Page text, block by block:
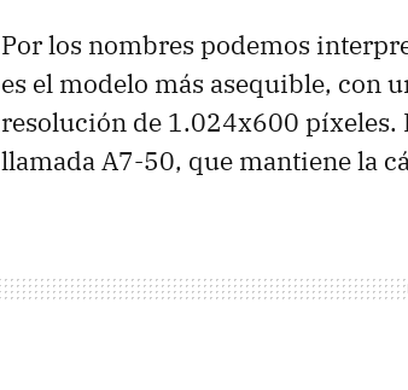
Por los nombres podemos
es el modelo más asequible, con
resolución de 1.024x600 píxeles.
llamada A7-50, que mantiene la